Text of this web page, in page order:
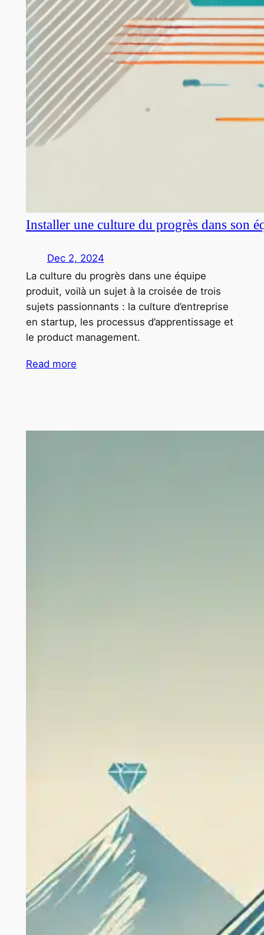
Installer une culture du progrès dans son
Dec 2, 2024
La culture du progrès dans une équipe
produit, voilà un sujet à la croisée de trois
sujets passionnants : la culture d’entreprise
en startup, les processus d’apprentissage et
le product management.
Read more